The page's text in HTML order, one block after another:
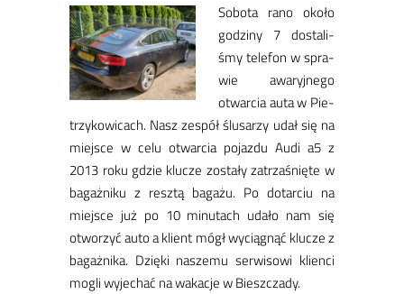
So­bo­ta ra­no oko­ło
go­dzi­ny 7 do­sta­li­
śmy te­le­fon w spra­
wie awa­ryj­ne­go
otwar­cia au­ta w Pie­
trzy­ko­wi­cach. Nasz ze­spół ślu­sa­rzy udał się na
miej­sce w ce­lu otwar­cia po­jaz­du Au­di a5 z
2013 ro­ku gdzie klu­cze zo­sta­ły za­trza­śnię­te w
ba­gaż­ni­ku z resz­tą ba­ga­żu. Po do­tar­ciu na
miej­sce już po 10 mi­nu­tach uda­ło nam się
otwo­rzyć au­to a klient mógł wy­cią­gnąć klu­cze z
ba­gaż­ni­ka. Dzię­ki na­sze­mu ser­wi­so­wi klien­ci
mo­gli wy­je­chać na wa­ka­cje w Biesz­cza­dy.